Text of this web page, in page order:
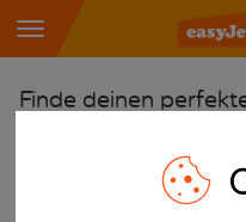
Finde deinen
Flughafen wählen